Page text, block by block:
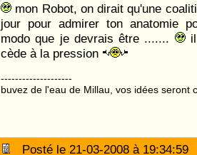
mon Robot, on dirait qu'une
jour pour admirer ton anatomie
modo que je devrais être .......
il
cède à la pression
--------------------
buvez de l'eau de Millau, vos idées seront
Posté le 21-03-2008 à